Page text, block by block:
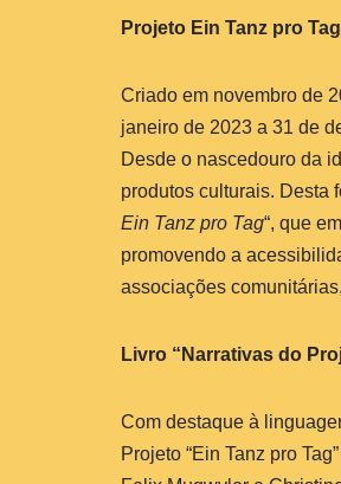
Projeto Ein Tanz pro Tag
Criado em novembro de
janeiro de 2023 a 31 de
Desde o nascedouro da
produtos culturais. Desta
Ein Tanz pro Tag“, que
promovendo a
associações
Livro “Narrativas do
Com destaque à
Projeto “Ein Tanz pro